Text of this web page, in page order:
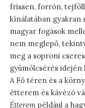
frissen, forrón,
kínálatában gyakran
magyar fogások
nem meglepő,
meg a soproni
gyümölcsérés
A Fő téren és a
étterem és kávézó
Étterem például a